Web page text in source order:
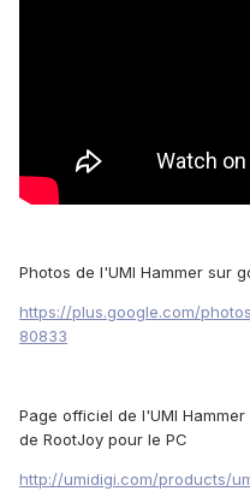
Photos de l'UMI Hammer sur
https://plus.google.com/
80833
Page officiel de l'UMI
de RootJoy pour le PC
http://umidigi.com/products/